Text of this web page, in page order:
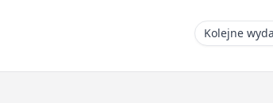
Kolejne